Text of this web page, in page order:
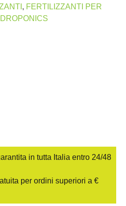
, FERTILIZZANTI PER
in tutta Italia entro 24/48
per ordini superiori a €